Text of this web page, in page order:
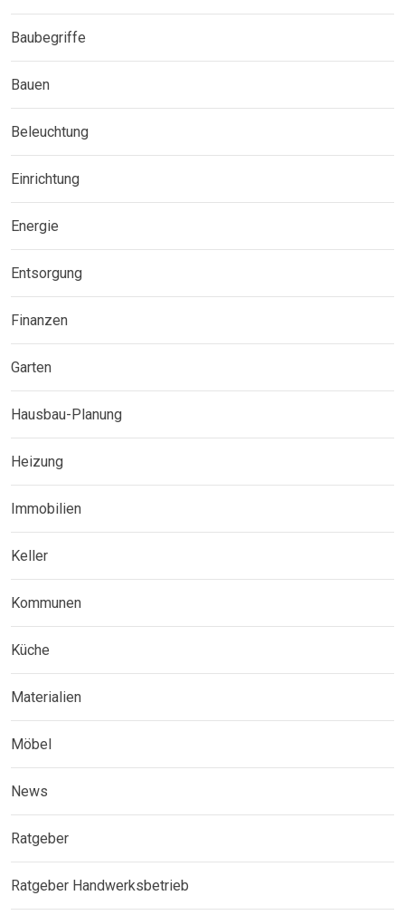
Baubegriffe
Bauen
Beleuchtung
Einrichtung
Energie
Entsorgung
Finanzen
Garten
Hausbau-Planung
Heizung
Immobilien
Keller
Kommunen
Küche
Materialien
Möbel
News
Ratgeber
Ratgeber Handwerksbetrieb